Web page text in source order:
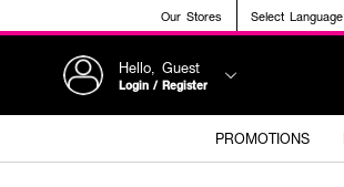
Our Stores Select
Hello, Guest
Login / Register
PROMOTIONS